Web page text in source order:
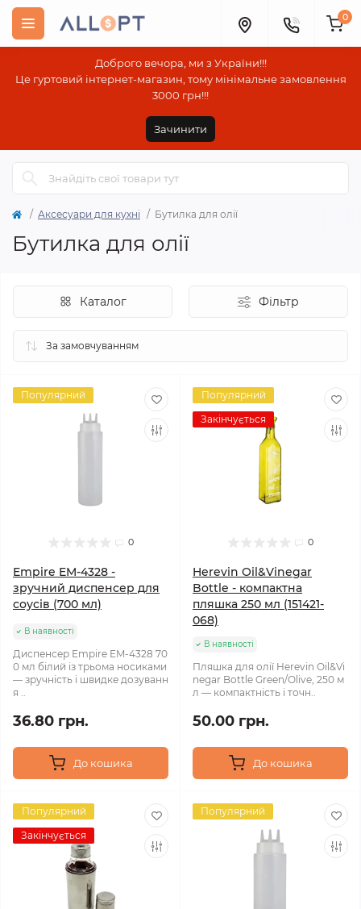
Доброго вечора, ми з України!!!
Це гуртовий інтернет-магазин, тому мінімальне замовлення
3000 грн!!!
Зачинити
0
Аксесуари для кухні Бутилка для олії
Бутилка для олії
Каталог Фільтр
Популярний
0
Empire EM-4328 -
зручний диспенсер для
соусів (700 мл)
В наявності
Диспенсер Empire EM-4328 70
0 мл білий із трьома носиками
— зручність і швидке дозуванн
я ..
36.80 грн.
До кошика
Популярний
Закінчується
0
Herevin Oil&Vinegar
Bottle - компактна
пляшка 250 мл (151421-
068)
В наявності
Пляшка для олії Herevin Oil&Vi
negar Bottle Green/Olive, 250 м
л — компактність і точн..
50.00 грн.
До кошика
Популярний
Закінчується
Популярний